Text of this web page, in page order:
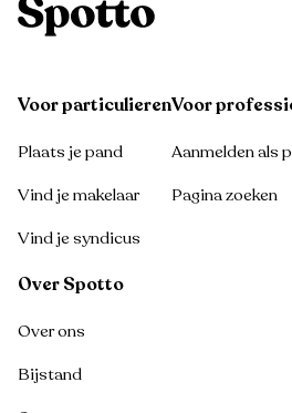
Voor particulieren
Plaats je pand
Vind je makelaar
Vind je syndicus
Voor
Aanmelden als
Pagina zoeken
Over Spotto
Over ons
Bijstand